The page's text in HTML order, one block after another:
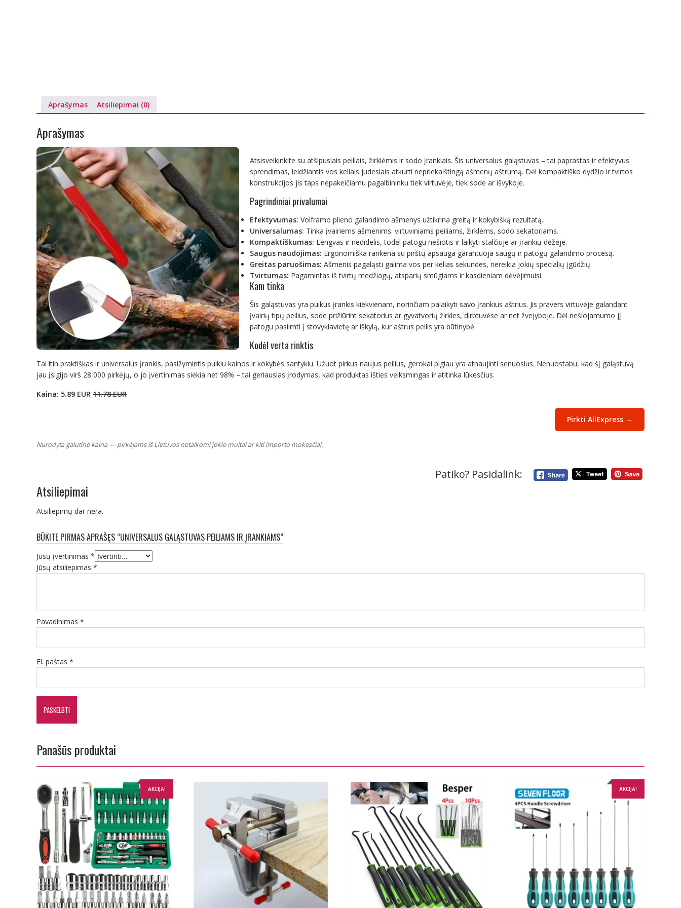
Aprašymas Atsiliepimai (0)
Aprašymas
Atsisveikinkite su atšipusiais peiliais, žirklėmis ir sodo įrankiais. Šis universalus galąstuvas – tai paprastas ir efektyvus
sprendimas, leidžiantis vos keliais judesiais atkurti nepriekaištingą ašmenų aštrumą. Dėl kompaktiško dydžio ir tvirtos
konstrukcijos jis taps nepakeičiamu pagalbininku tiek virtuvėje, tiek sode ar išvykoje.
Pagrindiniai privalumai
Efektyvumas: Volframo plieno galandimo ašmenys užtikrina greitą ir kokybišką rezultatą.
Universalumas: Tinka įvairiems ašmenims: virtuviniams peiliams, žirklėms, sodo sekatoriams.
Kompaktiškumas: Lengvas ir nedidelis, todėl patogu nešiotis ir laikyti stalčiuje ar įrankių dėžėje.
Saugus naudojimas: Ergonomiška rankena su pirštų apsauga garantuoja saugų ir patogų galandimo procesą.
Greitas paruošimas: Ašmenis pagaląsti galima vos per kelias sekundes, nereikia jokių specialių įgūdžių.
Tvirtumas: Pagamintas iš tvirtų medžiagų, atsparių smūgiams ir kasdieniam dėvėjimuisi.
Kam tinka
Šis galąstuvas yra puikus įrankis kiekvienam, norinčiam palaikyti savo įrankius aštrius. Jis pravers virtuvėje galandant
įvairių tipų peilius, sode prižiūrint sekatorius ar gyvatvorių žirkles, dirbtuvėse ar net žvejyboje. Dėl nešiojamumo jį
patogu pasiimti į stovyklavietę ar iškylą, kur aštrus peilis yra būtinybė.
Kodėl verta rinktis
Tai itin praktiškas ir universalus įrankis, pasižymintis puikiu kainos ir kokybės santykiu. Užuot pirkus naujus peilius, gerokai pigiau yra atnaujinti senuosius. Nenuostabu, kad šį galąstuvą
jau įsigijo virš 28 000 pirkėjų, o jo įvertinimas siekia net 98% – tai geriausias įrodymas, kad produktas išties veiksmingas ir atitinka lūkesčius.
Kaina: 5.89 EUR 11.78 EUR
Pirkti AliExpress →
Nurodyta galutinė kaina — pirkėjams iš Lietuvos netaikomi jokie muitai ar kiti importo mokesčiai.
Patiko? Pasidalink:
Atsiliepimai
Atsiliepimų dar nėra.
BŪKITE PIRMAS APRAŠĘS “UNIVERSALUS GALĄSTUVAS PEILIAMS IR ĮRANKIAMS”
Jūsų įvertinimas *
Jūsų atsiliepimas *
Pavadinimas *
El. paštas *
Panašūs produktai
AKCIJA! AKCIJA!